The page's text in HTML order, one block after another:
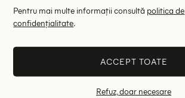
Altii au fost interesati de
Pentru mai multe informații consultă politica de
confidențialitate.
ACCEPT TOATE
Refuz, doar necesare